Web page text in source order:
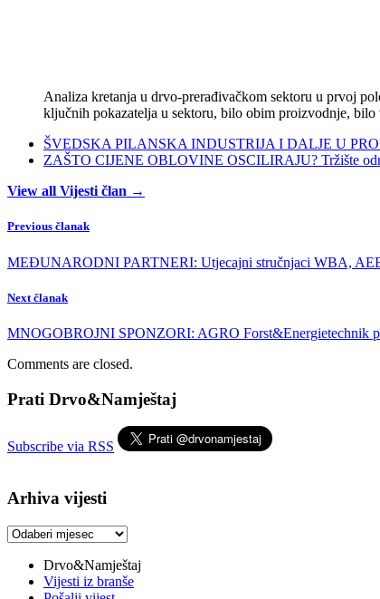
Analiza kretanja u drvo-prerađivačkom sektoru u prvoj
ključnih pokazatelja u sektoru, bilo obim proizvodnje,
ŠVEDSKA PILANSKA INDUSTRIJA I DALJE U
ZAŠTO CIJENE OBLOVINE OSCILIRAJU? Tržište
View all Vijesti član →
Previous članak
MEĐUNARODNI PARTNERI: Utjecajni stručnjaci WBA,
Next članak
MNOGOBROJNI SPONZORI: AGRO Forst&Energietechnik
Comments are closed.
Prati Drvo&Namještaj
Subscribe via RSS
Arhiva vijesti
Arhiva
Drvo&Namještaj
Vijesti iz branše